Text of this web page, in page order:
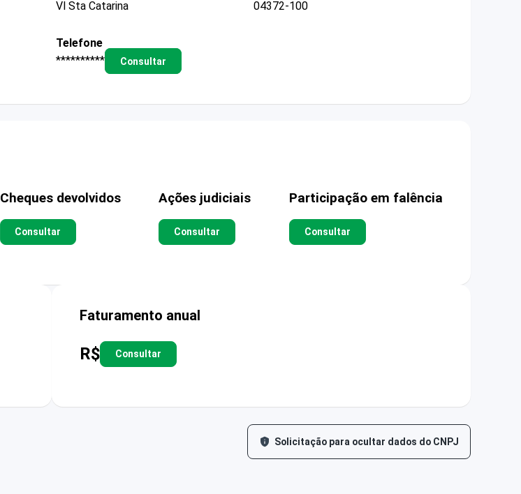
Vl Sta Catarina
04372-100
Telefone
**********
Consultar
Cheques devolvidos
Consultar
Ações judiciais
Consultar
Participação em falência
Consultar
Faturamento anual
R$ Consultar
Solicitação para ocultar dados do CNPJ